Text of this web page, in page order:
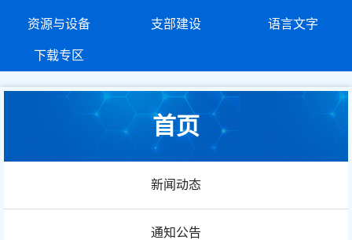
资源与设备 支部建设 语言文字
下载专区
首页
新闻动态
通知公告